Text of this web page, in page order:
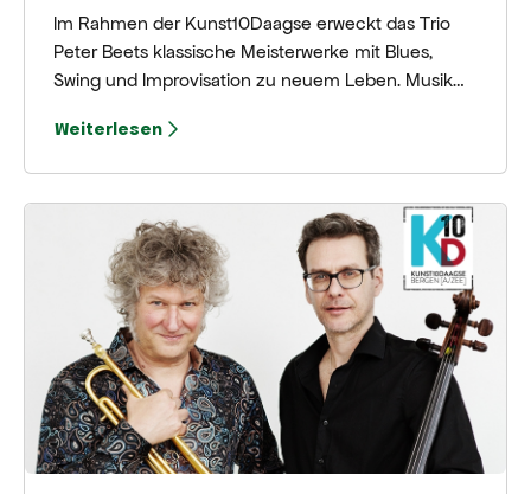
Im Rahmen der Kunst10Daagse erweckt das Trio
Peter Beets klassische Meisterwerke mit Blues,
Swing und Improvisation zu neuem Leben. Musik
anderen erhält so eine kühne neue Dimension,
Weiterlesen